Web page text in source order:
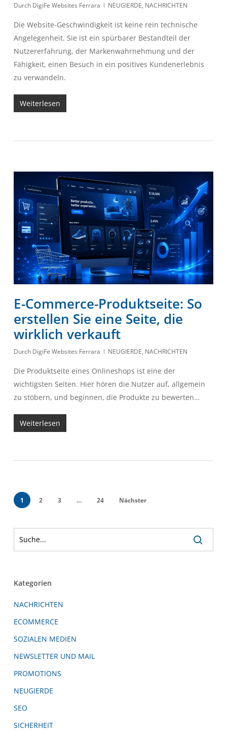
Durch DigiFe Websites Ferrara NEUGIERDE, NACHRICHTEN
Die Website-Geschwindigkeit ist keine rein technische
Angelegenheit. Sie ist ein spürbarer Bestandteil der
Nutzererfahrung, der Markenwahrnehmung und der
Fähigkeit, einen Besuch in ein positives Kundenerlebnis
zu verwandeln.
Weiterlesen
E-Commerce-Produktseite: So
erstellen Sie eine Seite, die
wirklich verkauft
Durch DigiFe Websites Ferrara NEUGIERDE, NACHRICHTEN
Die Produktseite eines Onlineshops ist eine der
wichtigsten Seiten. Hier hören die Nutzer auf, allgemein
zu stöbern, und beginnen, die Produkte zu bewerten…
Weiterlesen
1 2 3 … 24 Nächster
Kategorien
NACHRICHTEN
ECOMMERCE
SOZIALEN MEDIEN
NEWSLETTER UND MAIL
PROMOTIONS
NEUGIERDE
SEO
SICHERHEIT